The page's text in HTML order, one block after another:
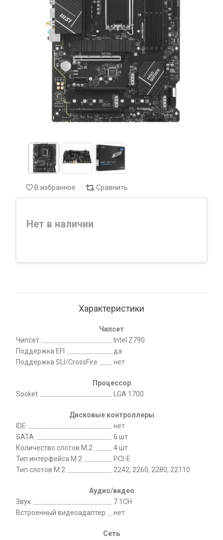
В избранное Сравнить
Нет в наличии
Характеристики
Чипсет
Чипсет
Intel Z790
Поддержка EFI
да
Поддержка SLI/CrossFire
нет
Процессор
Socket
LGA 1700
Дисковые контроллеры
IDE
нет
SATA
6 шт
Количество слотов M.2
4 шт
Тип интерфейса M.2
PCI-E
Тип слотов M.2
2242, 2260, 2280, 22110
Аудио/видео
Звук
7.1CH
Встроенный видеоадаптер
нет
Сеть